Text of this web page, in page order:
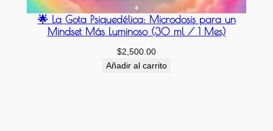
🌟 La Gota Psiquedélica: Microdosis para un
Mindset Más Luminoso (30 ml / 1 Mes)
$2,500.00
Añadir al carrito